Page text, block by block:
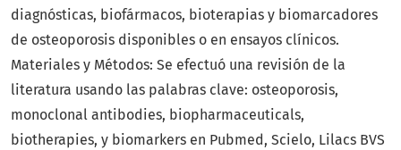
diagnósticas, biofármacos, bioterapias y biomarcadores
de osteoporosis disponibles o en ensayos clínicos.
Materiales y Métodos: Se efectuó una revisión de la
literatura usando las palabras clave: osteoporosis,
monoclonal antibodies, biopharmaceuticals,
biotherapies, y biomarkers en Pubmed, Scielo, Lilacs BVS